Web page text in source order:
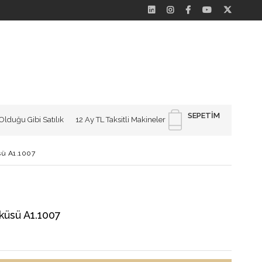
SEPETIM
Gibi Satılık 12 Ay TL Taksitli Makineler
A1.1007
A1.1007